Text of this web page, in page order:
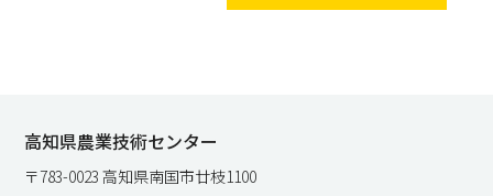
高知県農業技術センター
〒783-0023 高知県南国市廿枝1100